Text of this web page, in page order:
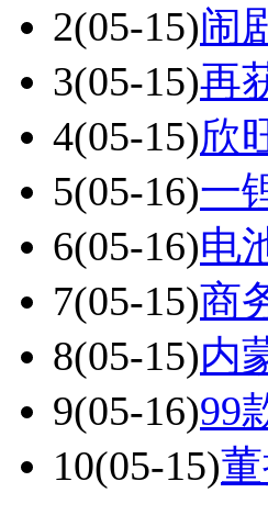
2(05-15)闹
3(05-15)再
4(05-15)欣
5(05-16)一
6(05-16)电
7(05-15)商
8(05-15)内
9(05-16)99
10(05-15)